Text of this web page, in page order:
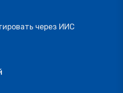
через ИИС